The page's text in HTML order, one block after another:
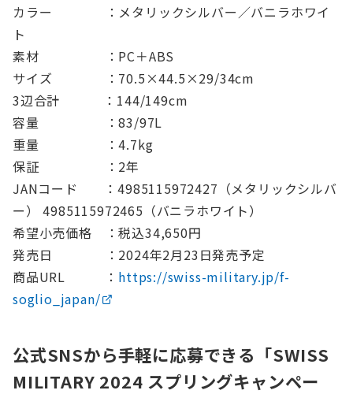
カラー ：メタリックシルバー／バニラホワイ
ト
素材 ：PC＋ABS
サイズ ：70.5×44.5×29/34cm
3辺合計 ：144/149cm
容量 ：83/97L
重量 ：4.7kg
保証 ：2年
JANコード ：4985115972427（メタリックシルバ
ー） 4985115972465（バニラホワイト）
希望小売価格 ：税込34,650円
発売日 ：2024年2月23日発売予定
商品URL ： https://swiss-military.jp/f-
soglio_japan/
公式SNSから手軽に応募できる「SWISS
MILITARY 2024 スプリングキャンペー